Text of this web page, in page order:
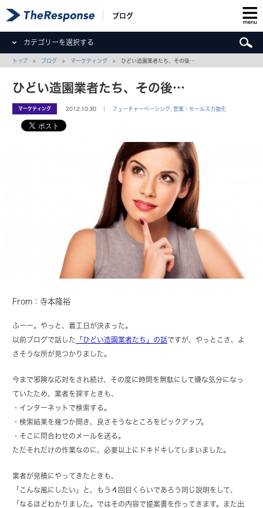
ブログ
カテゴリーを選択する
トップ > ブログ > マーケティング > ひどい造園業者たち、その後…
ひどい造園業者たち、その後…
マーケティング 2012.10.30 ｜ フューチャーペーシング ,営業・セールス力強化
From：寺本隆裕
ふーー。やっと、着工日が決まった。
以前ブログで話した 「ひどい造園業者たち」の話ですが、やっとこさ、よ
さそうな所が見つかりました。
今まで邪険な応対をされ続け、その度に時間を無駄にして嫌な気分になっ
ていたため、業者を探すときも、
・インターネットで検索する。
・検索結果を幾つか開き、良さそうなところをピックアップ。
・そこに問合わせのメールを送る。
ただそれだけの作業なのに、必要以上にドキドキしてしまいました。
業者が見積にやってきたときも、
「こんな風にしたい」と、もう４回目くらいであろう同じ説明をして、
「なるほどわかりました。ではその内容で提案書を作ってきます。また出